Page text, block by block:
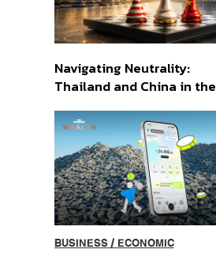
Navigating Neutrality:
Thailand and China in the
Order
BUSINESS/ ECONOMIC